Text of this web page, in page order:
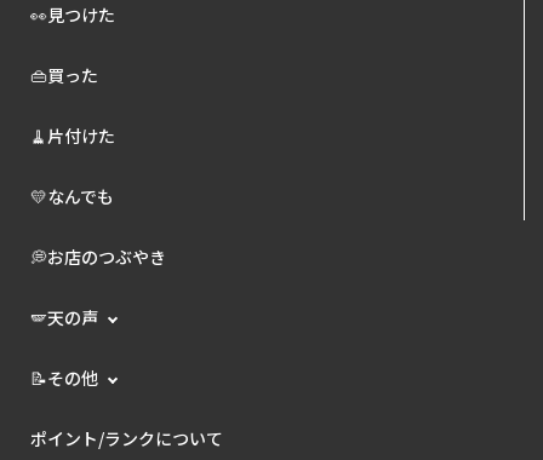
👀見つけた
👜買った
🧹片付けた
💛なんでも
💭お店のつぶやき
🪽天の声
📝その他
ポイント/ランクについて